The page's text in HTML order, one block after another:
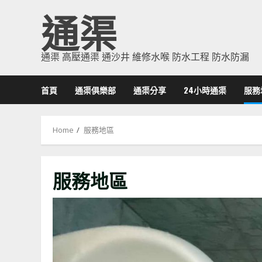
通渠
通渠 高壓通渠 通沙井 維修水喉 防水工程 防水防漏
首頁 通渠俱樂部 通渠分享 24小時通渠 服
Home 服務地區
服務地區